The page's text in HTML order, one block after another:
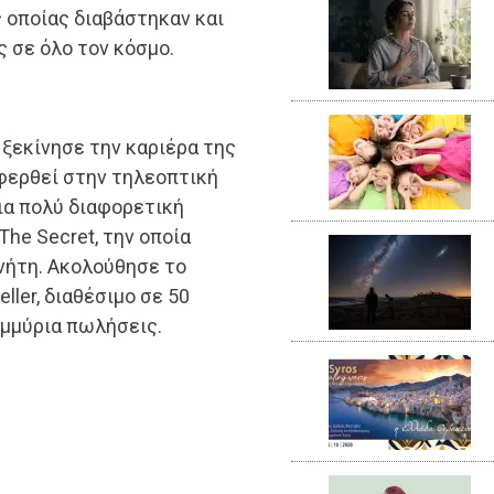
διαβάστηκαν και
σε όλο τον κόσμο.
την καριέρα της
στην τηλεοπτική
πολύ διαφορετική
Secret, την οποία
Ακολούθησε το
διαθέσιμο σε 50
πωλήσεις.